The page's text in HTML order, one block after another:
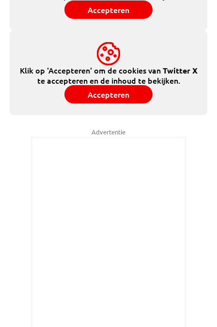
Accepteren
Klik op 'Accepteren' om de cookies vanTwitter X
te accepteren en de inhoud te bekijken.
Accepteren
Advertentie